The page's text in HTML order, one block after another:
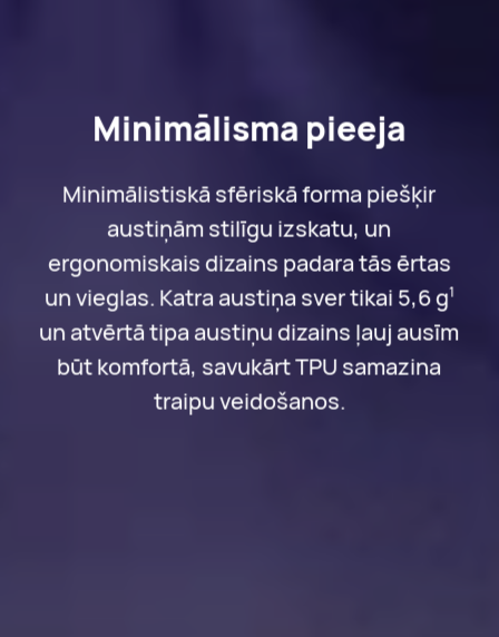
Minimālisma pieeja
Minimālistiskā sfēriskā forma piešķir
austiņām stilīgu izskatu, un
ergonomiskais dizains padara tās ērtas
un vieglas. Katra austiņa sver tikai 5,6 g1
un atvērtā tipa austiņu dizains ļauj ausīm
būt komfortā, savukārt TPU samazina
traipu veidošanos.